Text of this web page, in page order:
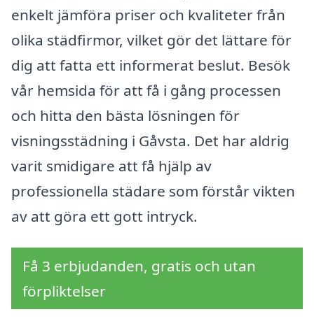
enkelt jämföra priser och kvaliteter från
olika städfirmor, vilket gör det lättare för
dig att fatta ett informerat beslut. Besök
vår hemsida för att få i gång processen
och hitta den bästa lösningen för
visningsstädning i Gåvsta. Det har aldrig
varit smidigare att få hjälp av
professionella städare som förstår vikten
av att göra ett gott intryck.
Få 3 erbjudanden, gratis och utan
förpliktelser